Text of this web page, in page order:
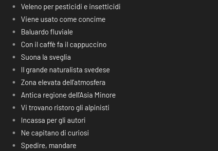
Veleno per pesticidi e insetticidi
Viene usato come concime
Baluardo fluviale
Con il caffè fa il cappuccino
Suona la sveglia
Il grande naturalista svedese
Zona elevata dell’atmosfera
Antica regione dell’Asia Minore
Vi trovano ristoro gli alpinisti
Incassa per gli autori
Ne capitano di curiosi
Spedire, mandare